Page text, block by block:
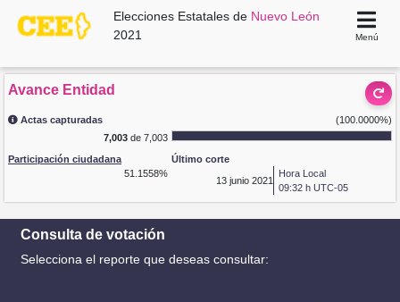
Elecciones Estatales de Nuevo León
2021
Menú
Avance Entidad
Actas capturadas
(100.0000%)
7,003de 7,003
Participación ciudadana
51.1558%
Último corte
13 junio 2021
Hora Local
09:32 h UTC-05
Consulta de votación
Selecciona el reporte que deseas consultar: